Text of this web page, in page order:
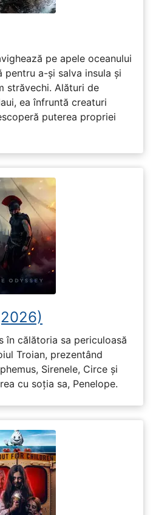
pe apele oceanului
pentru a-și salva insula și
străvechi. Alături de
ea înfruntă creaturi
puterea propriei
în călătoria sa periculoasă
Troian, prezentând
Sirenele, Circe și
cu soția sa, Penelope.